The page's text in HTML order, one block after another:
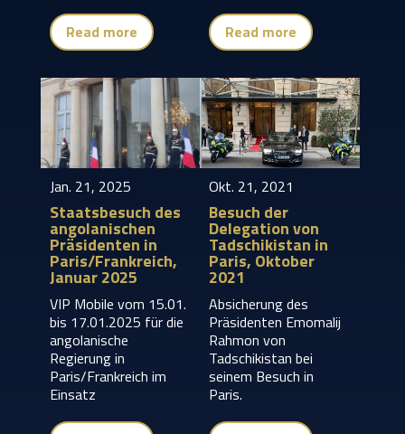
Read more Read more
Jan. 21, 2025
Staatsbesuch des
angolanischen
Präsidenten in
Paris/Frankreich,
Januar 2025
VIP Mobile vom 15.01.
bis 17.01.2025 für die
angolanische
Regierung in
Paris/Frankreich im
Einsatz
Okt. 21, 2021
Besuch der
Delegation von
Tadschikistan in
Paris, Oktober
2021
Absicherung des
Präsidenten Emomalij
Rahmon von
Tadschikistan bei
seinem Besuch in
Paris.